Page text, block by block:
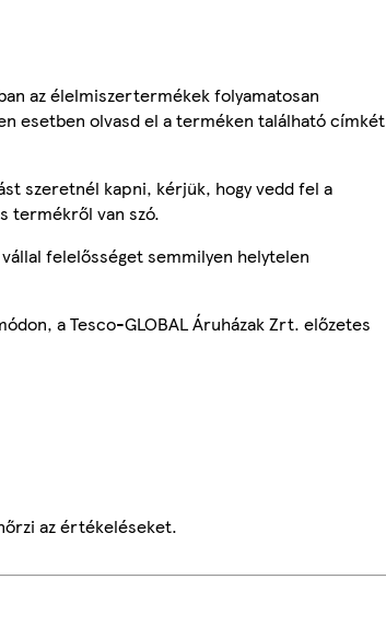
az élelmiszertermékek folyamatosan
esetben olvasd el a terméken található címkét
szeretnél kapni, kérjük, hogy vedd fel a
termékről van szó.
felelősséget semmilyen helytelen
a Tesco-GLOBAL Áruházak Zrt. előzetes
az értékeléseket.